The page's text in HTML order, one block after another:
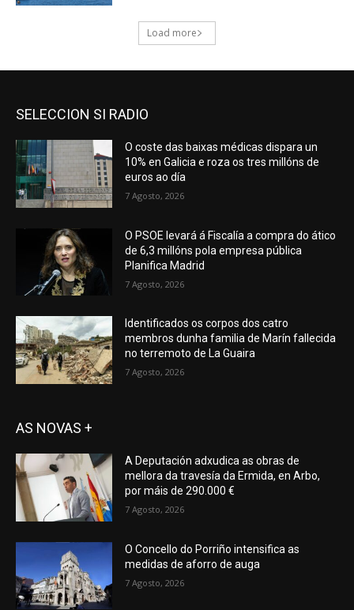
SELECCION SI RADIO
O coste das baixas médicas dispara un
10% en Galicia e roza os tres millóns de
euros ao día
7 Agosto, 2026
O PSOE levará á Fiscalía a compra do ático
de 6,3 millóns pola empresa pública
Planifica Madrid
7 Agosto, 2026
Identificados os corpos dos catro
membros dunha familia de Marín fallecida
no terremoto de La Guaira
7 Agosto, 2026
AS NOVAS +
A Deputación adxudica as obras de
mellora da travesía da Ermida, en Arbo,
por máis de 290.000 €
7 Agosto, 2026
O Concello do Porriño intensifica as
medidas de aforro de auga
7 Agosto, 2026